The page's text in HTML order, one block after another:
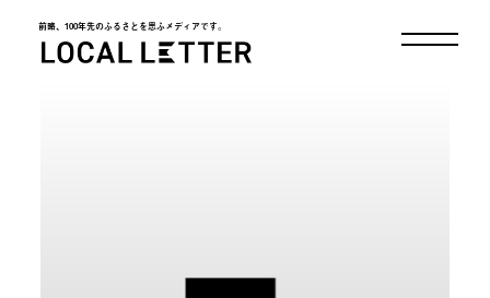
前略、100年先のふるさとを思ふメディアです。